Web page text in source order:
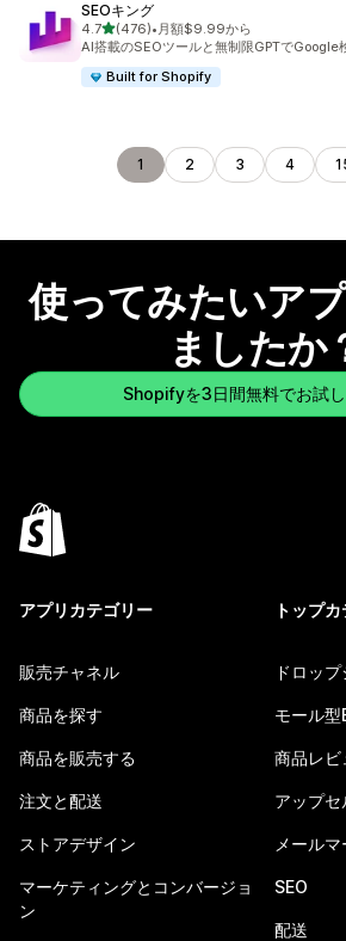
SEOキング
4.75つ星中
(476)
合計レビュー数：476件
• 月額$9.99から
AI搭載のSEOツールと無制限GPTでGoogle
Built for Shopify
1 2 3 4
使ってみたいア
ましたか
Shopifyを3日間無料でお試
アプリカテゴリー
販売チャネル
商品を探す
商品を販売する
注文と配送
ストアデザイン
マーケティングとコンバージョ
ン
トップ
ドロッ
モール型
商品レビ
アップ
メール
SEO
配送